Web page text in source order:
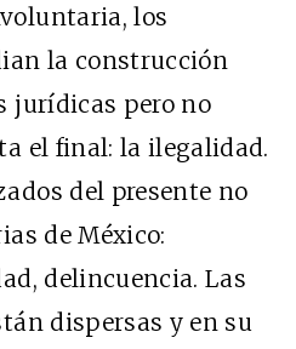
los
la construcción
jurídicas pero no
el final: la ilegalidad.
del presente no
de México:
delincuencia. Las
dispersas y en su